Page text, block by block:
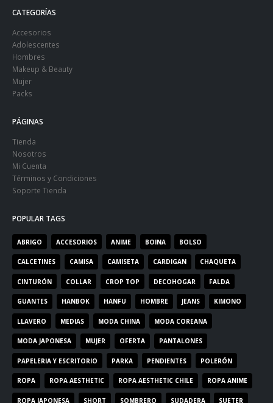
CATEGORÍAS
Accesorios
Adolescentes
Hombres
Makeup & Beauty
Mujer
Packs
PÁGINAS
Tienda
Nosotros
Mi Cuenta
Términos y Condiciones
Soporte Tienda
POPULAR TAGS
ABRIGO ACCESORIOS ANIME BOINA BOLSO
CALCETINES CAMISA CAMISETA CARDIGAN CHAQUETA
CINTURÓN COLLAR CROP TOP DECOHOGAR FALDA
GUANTES HANBOK HANFU HOMBRE JEANS KIMONO
LLAVERO MEDIAS MODA CHINA MODA COREANA
MODA JAPONESA MUJER OFERTA PANTALONES
PAPELERIA Y ESCRITORIO PARKA PENDIENTES POLERÓN
ROPA ROPA AESTHETIC ROPA AESTHETIC CHILE ROPA ANIME
ROPA JAPONESA SHORT SOMBRERO SUDADERA SUETER